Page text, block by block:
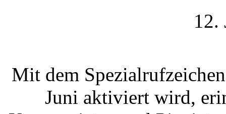
12.
Mit dem
Juni aktiviert wird,